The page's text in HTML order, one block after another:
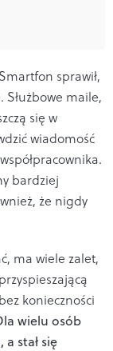
sprawił,
Służbowe maile,
się w
wiadomość
bardziej
że nigdy
ma wiele zalet,
konieczności
wielu osób
stał się